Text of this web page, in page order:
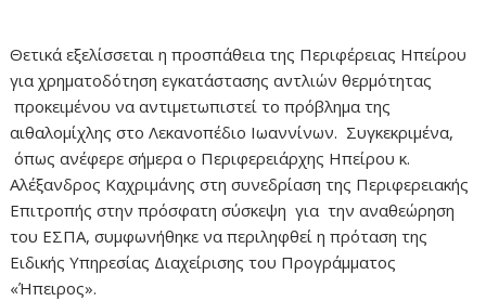
Θετικά εξελίσσεται η προσπάθεια της Περιφέρειας Ηπείρου
για χρηματοδότηση εγκατάστασης αντλιών θερμότητας
προκειμένου να αντιμετωπιστεί το πρόβλημα της
αιθαλομίχλης στο Λεκανοπέδιο Ιωαννίνων. Συγκεκριμένα,
όπως ανέφερε σήμερα ο Περιφερειάρχης Ηπείρου κ.
Αλέξανδρος Καχριμάνης στη συνεδρίαση της Περιφερειακής
Επιτροπής στην πρόσφατη σύσκεψη για την αναθεώρηση
του ΕΣΠΑ, συμφωνήθηκε να περιληφθεί η πρόταση της
Ειδικής Υπηρεσίας Διαχείρισης του Προγράμματος
«Ήπειρος».